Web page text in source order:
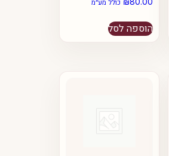
כולל מע״מ
הוספה לסל